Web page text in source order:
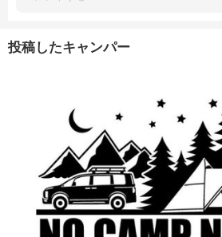
投稿したキャンパー